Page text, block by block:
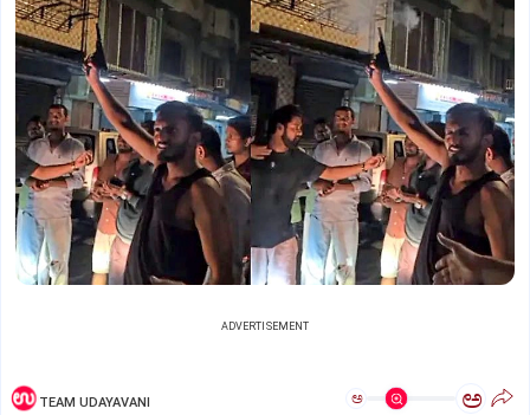
ADVERTISEMENT
TEAM UDAYAVANI ಅ ಅ